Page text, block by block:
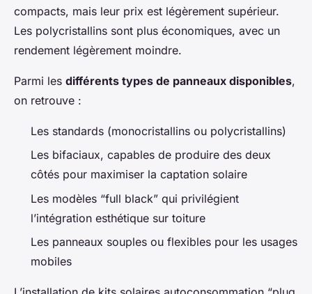
compacts, mais leur prix est légèrement supérieur.
Les polycristallins sont plus économiques, avec un
rendement légèrement moindre.
Parmi les différents types de panneaux disponibles,
on retrouve :
Les standards (monocristallins ou polycristallins)
Les bifaciaux, capables de produire des deux
côtés pour maximiser la captation solaire
Les modèles “full black” qui privilégient
l’intégration esthétique sur toiture
Les panneaux souples ou flexibles pour les usages
mobiles